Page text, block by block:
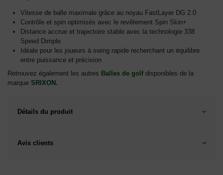
Vitesse de balle maximale grâce au noyau FastLayer DG 2.0
Contrôle et spin optimisés avec le revêtement Spin Skin+
Distance accrue et trajectoire stable avec la technologie 338
Speed Dimple
Idéale pour les joueurs à swing rapide recherchant un équilibre
entre puissance et précision
Retrouvez également les autres Balles de golfdisponibles de la
marque SRIXON .
Détails du produit
Avis clients